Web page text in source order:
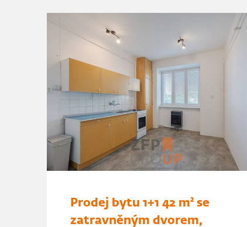
Prodej bytu 1+1 42 m² se
zatravněným dvorem,